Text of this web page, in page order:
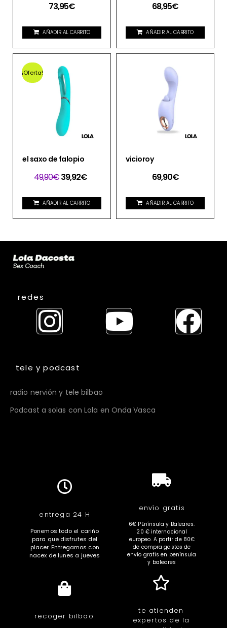
73,95€
AÑADIR AL CARRITO
68,95€
AÑADIR AL CARRITO
¡Oferta!
el saxo de falopio
49,90€39,92€
AÑADIR AL CARRITO
vicioroy
69,90€
AÑADIR AL CARRITO
redes
tele y podcast
radio nervión y tele bilbao
Podcast a solas con Lola en Onda Vasca
entrega 24 H
Ponemos todo el cariño
para que disfrutes del
placer. Entregamos con
nacex de lunes a jueves
envío gratis
6€ PEnínsula y Baleares.
20 € internacional
europeo. A partir de 80€
de compra gastos de
envío gratis en península
y baleares
recoger bilbao
te atienden
expertos de la